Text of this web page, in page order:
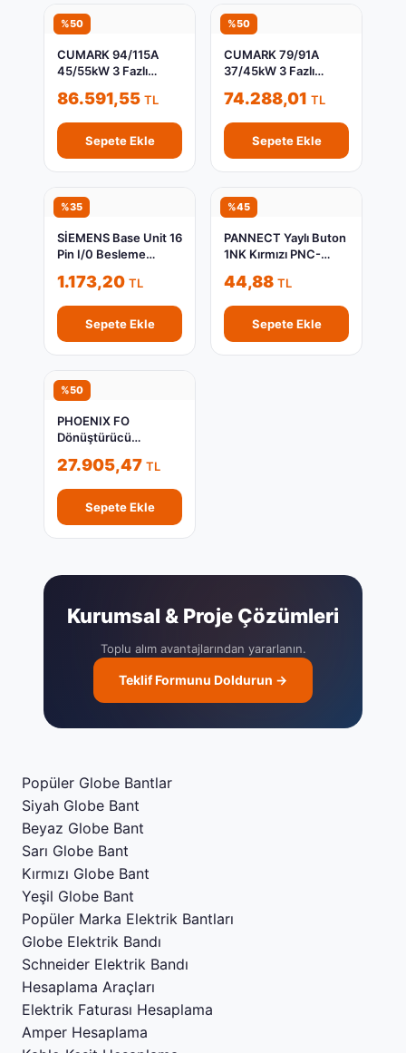
%50
CUMARK 94/115A
45/55kW 3 Fazlı
045G/055P-3
86.591,55 TL
Sepete Ekle
%50
CUMARK 79/91A
37/45kW 3 Fazlı
037G/045P-3
74.288,01 TL
Sepete Ekle
%35
SİEMENS Base Unit 16
Pin I/0 Besleme
6ES7193-6BP00-
0DA0
1.173,20 TL
Sepete Ekle
%45
PANNECT Yaylı Buton
1NK Kırmızı PNC-
44,88 TL
Sepete Ekle
%50
PHOENIX FO
Dönüştürücü
27.905,47 TL
Sepete Ekle
Kurumsal & Proje Çözümleri
Toplu alım avantajlarından yararlanın.
Teklif Formunu Doldurun →
Popüler Globe Bantlar
Siyah Globe Bant
Beyaz Globe Bant
Sarı Globe Bant
Kırmızı Globe Bant
Yeşil Globe Bant
Popüler Marka Elektrik Bantları
Globe Elektrik Bandı
Schneider Elektrik Bandı
Hesaplama Araçları
Elektrik Faturası Hesaplama
Amper Hesaplama